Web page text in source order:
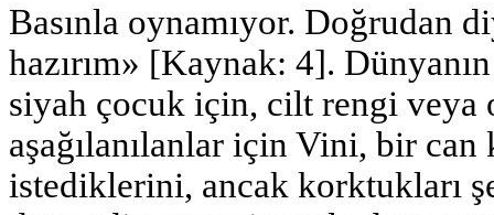
Basınla oynamıyor. Doğrudan
hazırım» [Kaynak: 4].
siyah çocuk için, cilt rengi veya
aşağılanılanlar için Vini, bir can
istediklerini, ancak korktukları